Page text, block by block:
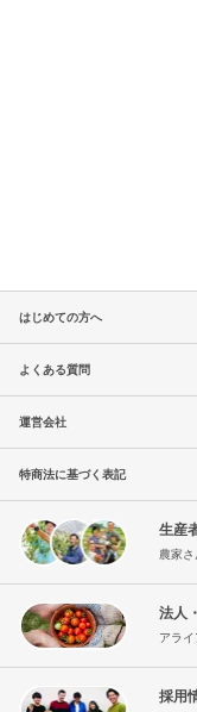
はじめての方へ
よくある質問
運営会社
特商法に基づく表記
生産
農家
法人
アラ
採用